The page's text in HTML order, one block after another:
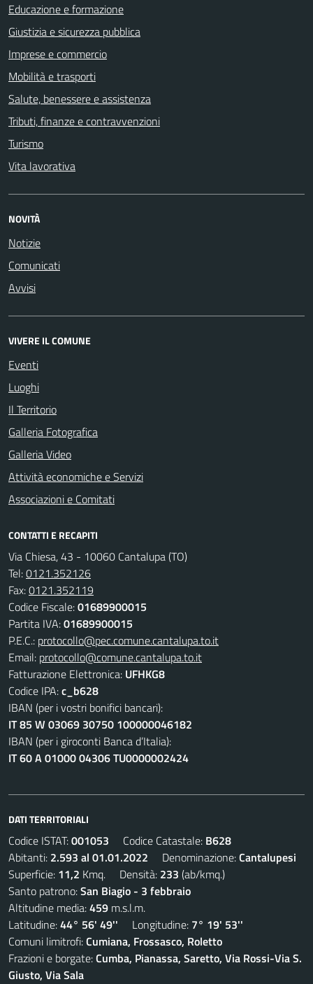
Educazione e formazione
Giustizia e sicurezza pubblica
Imprese e commercio
Mobilità e trasporti
Salute, benessere e assistenza
Tributi, finanze e contravvenzioni
Turismo
Vita lavorativa
NOVITÀ
Notizie
Comunicati
Avvisi
VIVERE IL COMUNE
Eventi
Luoghi
Il Territorio
Galleria Fotografica
Galleria Video
Attività economiche e Servizi
Associazioni e Comitati
CONTATTI E RECAPITI
Via Chiesa, 43 - 10060 Cantalupa (TO)
Tel:0121.352126
Fax:0121.352119
Codice Fiscale:01689900015
Partita IVA:01689900015
P.E.C.: protocollo@pec.comune.cantalupa.to.it
Email: protocollo@comune.cantalupa.to.it
Fatturazione Elettronica: UFHKG8
Codice IPA:c_b628
IBAN (per i vostri bonifici bancari):
IT 85 W 03069 30750 100000046182
IBAN (per i giroconti Banca d’Italia):
IT 60 A 01000 04306 TU0000002424
DATI TERRITORIALI
Codice ISTAT:001053 Codice Catastale: B628
Abitanti: 2.593 al 01.01.2022 Denominazione:Cantalupesi
Superficie: 11,2 Kmq. Densità: 233 (ab/kmq.)
Santo patrono:San Biagio - 3 febbraio
Altitudine media:459 m.s.l.m.
Latitudine:44° 56' 49'' Longitudine: 7° 19' 53''
Comuni limitrofi:Cumiana, Frossasco, Roletto
Frazioni e borgate:Cumba, Pianassa, Saretto, Via Rossi-Via S.
Giusto, Via Sala